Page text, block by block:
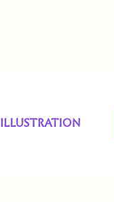
ILLUSTRATION